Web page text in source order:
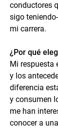
conductores
sigo
mi carrera.
¿Por qué
Mi respuesta
y los
diferencia
y consumen
me han
conocer a